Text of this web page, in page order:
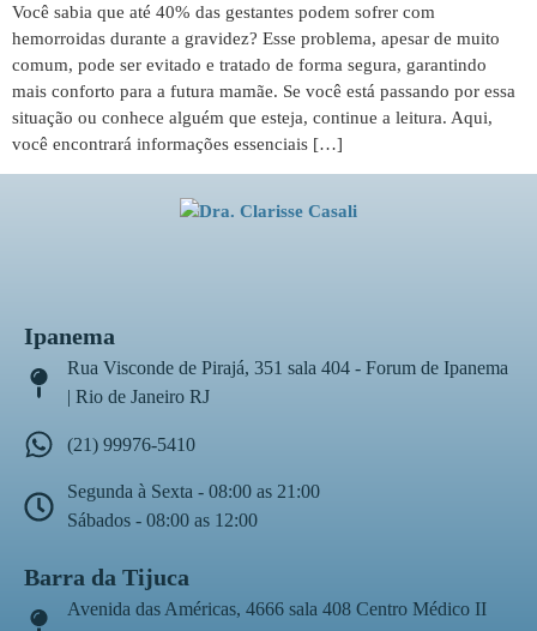
Você sabia que até 40% das gestantes podem sofrer com
hemorroidas durante a gravidez? Esse problema, apesar de muito
comum, pode ser evitado e tratado de forma segura, garantindo
mais conforto para a futura mamãe. Se você está passando por essa
situação ou conhece alguém que esteja, continue a leitura. Aqui,
você encontrará informações essenciais […]
Ipanema
Rua Visconde de Pirajá, 351 sala 404 - Forum de Ipanema
| Rio de Janeiro RJ
(21) 99976-5410
Segunda à Sexta - 08:00 as 21:00
Sábados - 08:00 as 12:00
Barra da Tijuca
Avenida das Américas, 4666 sala 408 Centro Médico II